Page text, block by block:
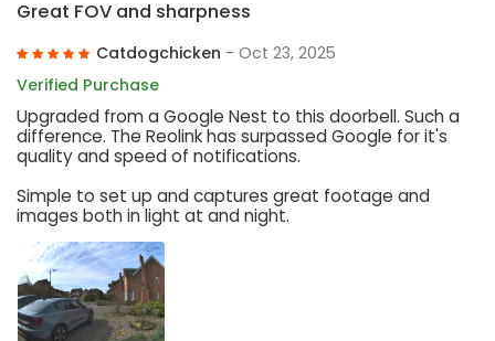
Great FOV and sharpness
Catdogchicken - Oct 23, 2025
Verified Purchase
Upgraded from a Google Nest to this doorbell. Such a
difference. The Reolink has surpassed Google for it's
quality and speed of notifications.
Simple to set up and captures great footage and
images both in light at and night.